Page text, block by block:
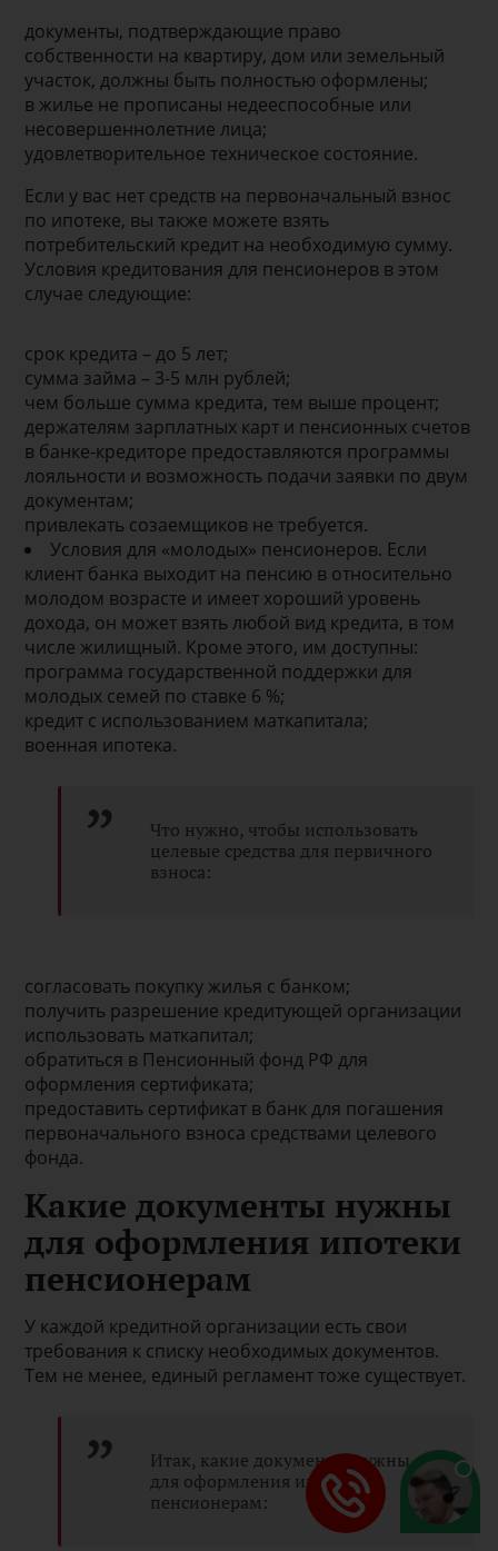
документы, подтверждающие право
собственности на квартиру, дом или земельный
участок, должны быть полностью оформлены;
в жилье не прописаны недееспособные или
несовершеннолетние лица;
удовлетворительное техническое состояние.
Если у вас нет средств на первоначальный взнос
по ипотеке, вы также можете взять
потребительский кредит на необходимую сумму.
Условия кредитования для пенсионеров в этом
случае следующие:
срок кредита – до 5 лет;
сумма займа – 3-5 млн рублей;
чем больше сумма кредита, тем выше процент;
держателям зарплатных карт и пенсионных счетов
в банке-кредиторе предоставляются программы
лояльности и возможность подачи заявки по двум
документам;
привлекать созаемщиков не требуется.
Условия для «молодых» пенсионеров. Если
клиент банка выходит на пенсию в относительно
молодом возрасте и имеет хороший уровень
дохода, он может взять любой вид кредита, в том
числе жилищный. Кроме этого, им доступны:
программа государственной поддержки для
молодых семей по ставке 6 %;
кредит с использованием маткапитала;
военная ипотека.
Что нужно, чтобы использовать
целевые средства для первичного
взноса:
согласовать покупку жилья с банком;
получить разрешение кредитующей организации
использовать маткапитал;
обратиться в Пенсионный фонд РФ для
оформления сертификата;
предоставить сертификат в банк для погашения
первоначального взноса средствами целевого
фонда.
Какие документы нужны
для оформления ипотеки
пенсионерам
У каждой кредитной организации есть свои
требования к списку необходимых документов.
Тем не менее, единый регламент тоже существует.
Итак, какие документы нужны
для оформления ипотеки
пенсионерам: